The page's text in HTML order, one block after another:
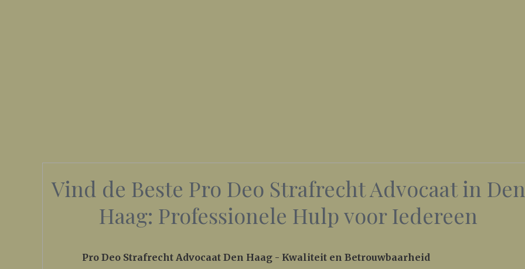
Vind de Beste Pro Deo Strafrecht Advocaat in Den
Haag: Professionele Hulp voor Iedereen
Pro Deo Strafrecht Advocaat Den Haag - Kwaliteit en Betrouwbaarheid